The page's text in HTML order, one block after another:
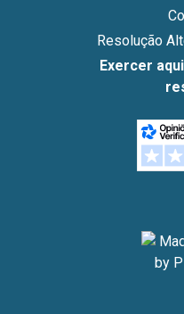
Resolução
Exercer